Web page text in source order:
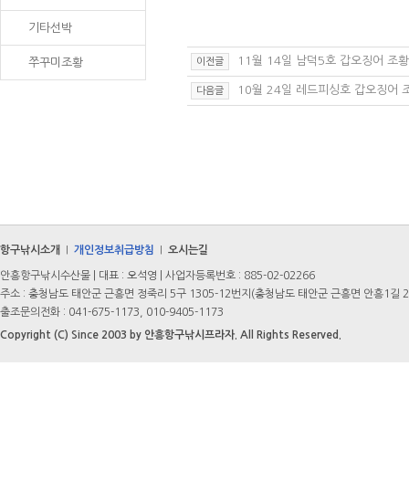
기타선박
쭈꾸미조황 이전글 11월 14일 남덕5호 갑오징어 조황
다음글 10월 24일 레드피싱호 갑오징어
항구낚시소개 개인정보취급방침 오시는길
안흥항구낚시수산물 | 대표 : 오석영 | 사업자등록번호 : 885-02-02266
주소 : 충청남도 태안군 근흥면 정죽리 5구 1305-12번지(충청남도 태안군 근흥면 안흥1길
출조문의전화 : 041-675-1173, 010-9405-1173
Copyright (C) Since 2003 by 안흥항구낚시프라자. All Rights Reserved.